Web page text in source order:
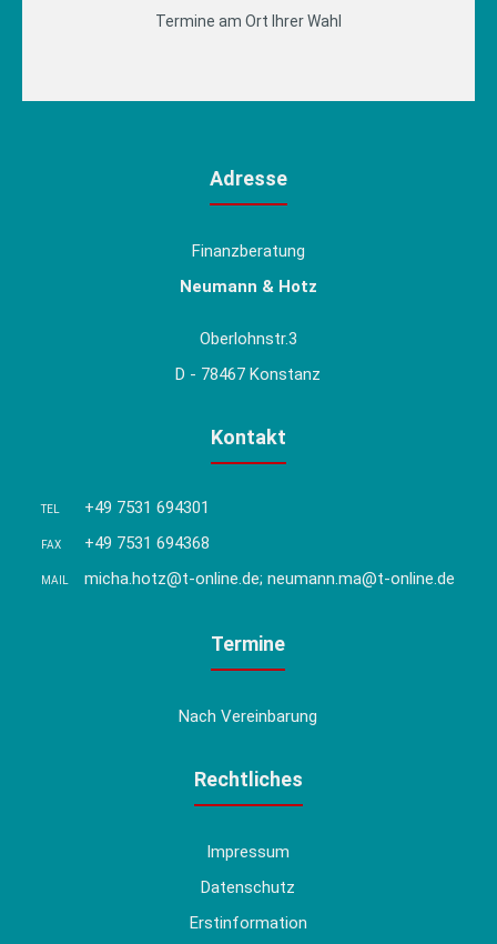
Termine am Ort Ihrer Wahl
Adresse
Finanzberatung
Neumann & Hotz
Oberlohnstr.3
D - 78467 Konstanz
Kontakt
TEL +49 7531 694301
FAX +49 7531 694368
MAIL micha.hotz@t-online.de; neumann.ma@t-online.de
Termine
Nach Vereinbarung
Rechtliches
Impressum
Datenschutz
Erstinformation